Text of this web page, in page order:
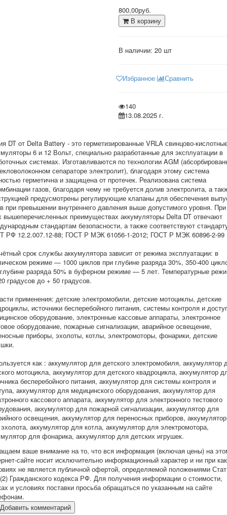
800,00руб.
В корзину
В наличии: 20 шт
Избранное Сравнить
140
13.08.2025 г.
DT от Delta Battery - это герметизированные VRLA свинцово-
6 и 12 Вольт, специально разработанные для эксплуатации в
системах. Изготавливаются по технологии AGM
сепараторе электролит), благодаря этому система
герметична и защищена от протечек. Реализована система
газов, благодаря чему не требуется долив электролита, а
предусмотрены регулирующие клапаны для обеспечения
при превышении внутреннего давления выше допустимого уровня. При
вышеперечисленных преимуществах аккумуляторы Delta DT отвечают
стандартам безопасности, а также соответствуют
РФ 12.2.007.12-88; ГОСТ Р МЭК 61056-1-2012; ГОСТ Р МЭК 60896-2-99
срок службы аккумулятора зависит от режима эксплуатации: в
режиме — 1000 циклов при глубине разряда 30%, 350-400
разряда 50% в буферном режиме — 5 лет. Температурные
градусов до + 50 градусов.
применения: детские электромобили, детские мотоциклы, детские
источники бесперебойного питания, системы контроля и
оборудование, электронные кассовые аппараты, электронное
оборудование, пожарные сигнализации, аварийное освещение,
приборы, эхолоты, котлы, электромоторы, фонарики, детские
как : аккумулятор для детского электромобиля, аккумулятор
мотоцикла, аккумулятор для детского квадроцикла, аккумулятор
бесперебойного питания, аккумулятор для системы контроля и
аккумулятор для медицинского оборудования, аккумулятор для
кассового аппарата, аккумулятор для электронного тестового
аккумулятор для пожарной сигнализации, аккумулятор для
освещения, аккумулятор для переносных приборов, аккумулятор
аккумулятор для котла, аккумулятор для электромотора,
для фонарика, аккумулятор для детских игрушек.
ваше внимание на то, что вся информация (включая цены) на
сайте носит исключительно информационный характер и ни при
не является публичной офертой, определяемой положениями
Гражданского кодекса РФ. Для получения информации о стоимости,
и условиях поставки просьба обращаться по указанным на сайте
Добавить комментарий